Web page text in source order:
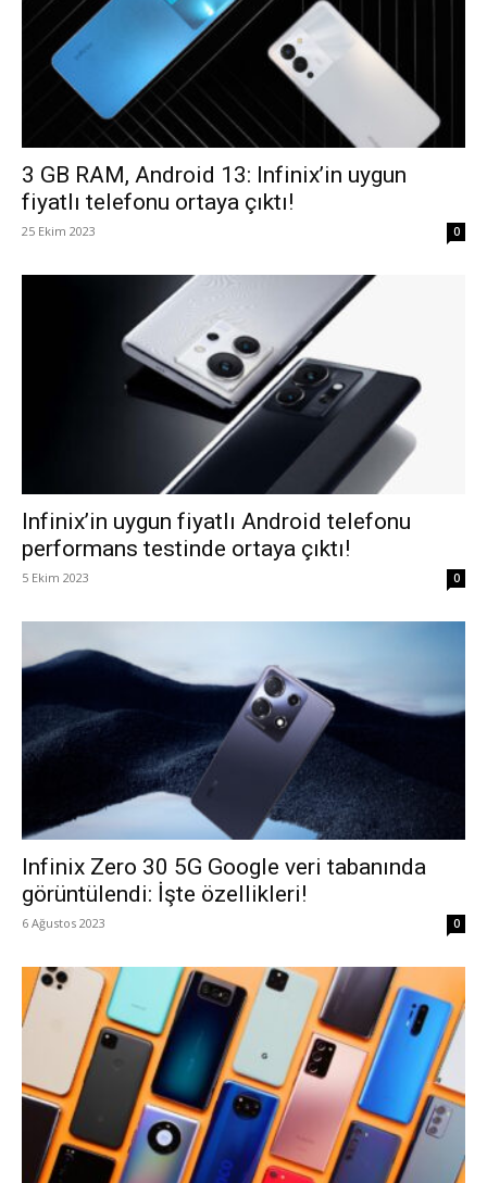
3 GB RAM, Android 13: Infinix’in uygun
fiyatlı telefonu ortaya çıktı!
25 Ekim 2023 0
Infinix’in uygun fiyatlı Android telefonu
performans testinde ortaya çıktı!
5 Ekim 2023 0
Infinix Zero 30 5G Google veri tabanında
görüntülendi: İşte özellikleri!
6 Ağustos 2023 0